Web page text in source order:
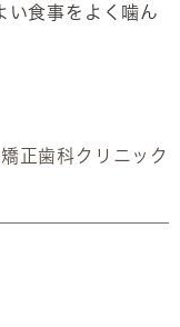
い食事をよく噛ん
正歯科クリニック